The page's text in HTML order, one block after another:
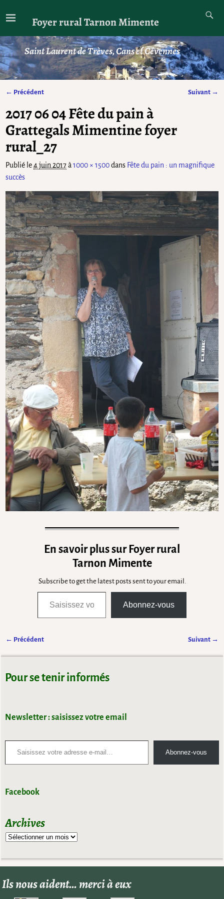
Foyer rural Tarnon Mimente
Saint Laurent de Trèves, Cans et Cévennes
← Précédent Suivant →
2017 06 04 Fête du pain à
Grattegals Mimentine foyer
rural_27
Publié le4 juin 2017à1000 × 1500dans Fête du pain : un magnifique
succès
En savoir plus sur Foyer rural
Tarnon Mimente
Subscribe to get the latest posts sent to your email.
Abonnez-vous
← Précédent Suivant →
Pour se tenir informés
Newsletter : saisissez votre email
Abonnez-vous
Facebook
Archives
Ils nous aident… merci à eux